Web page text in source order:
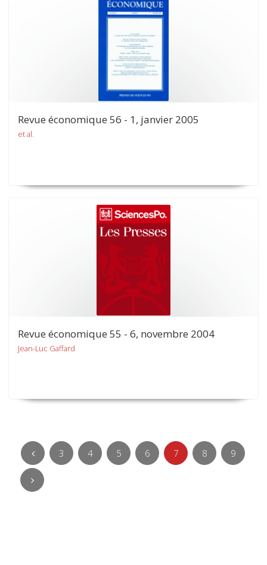
Revue économique 56 - 1, janvier 2005
et al.
Revue économique 55 - 6, novembre 2004
Jean-Luc Gaffard
3 4 5 6 7 8 9